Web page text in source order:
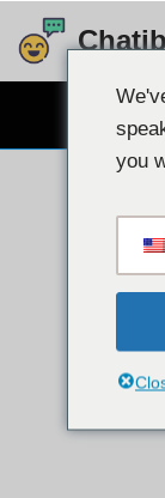
Преминете
съдържанието
you